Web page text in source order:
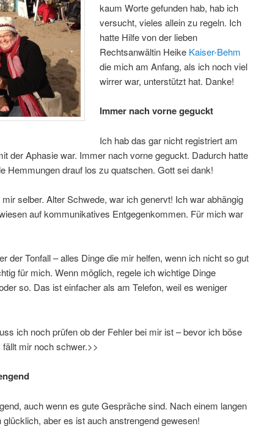
kaum Worte gefunden hab, hab ich
versucht, vieles allein zu regeln. Ich
hatte Hilfe von der lieben
Rechtsanwältin Heike Kaiser-Behm
die mich am Anfang, als ich noch viel
wirrer war, unterstützt hat. Danke!
Immer nach vorne geguckt
Ich hab das gar nicht registriert am
der Aphasie war. Immer nach vorne geguckt. Dadurch hatte
Hemmungen drauf los zu quatschen. Gott sei dank!
selber. Alter Schwede, war ich genervt! Ich war abhängig
auf kommunikatives Entgegenkommen. Für mich war
der Tonfall – alles Dinge die mir helfen, wenn ich nicht so gut
für mich. Wenn möglich, regele ich wichtige Dinge
so. Das ist einfacher als am Telefon, weil es weniger
ich noch prüfen ob der Fehler bei mir ist – bevor ich böse
mir noch schwer.>>
auch wenn es gute Gespräche sind. Nach einem langen
aber es ist auch anstrengend gewesen!